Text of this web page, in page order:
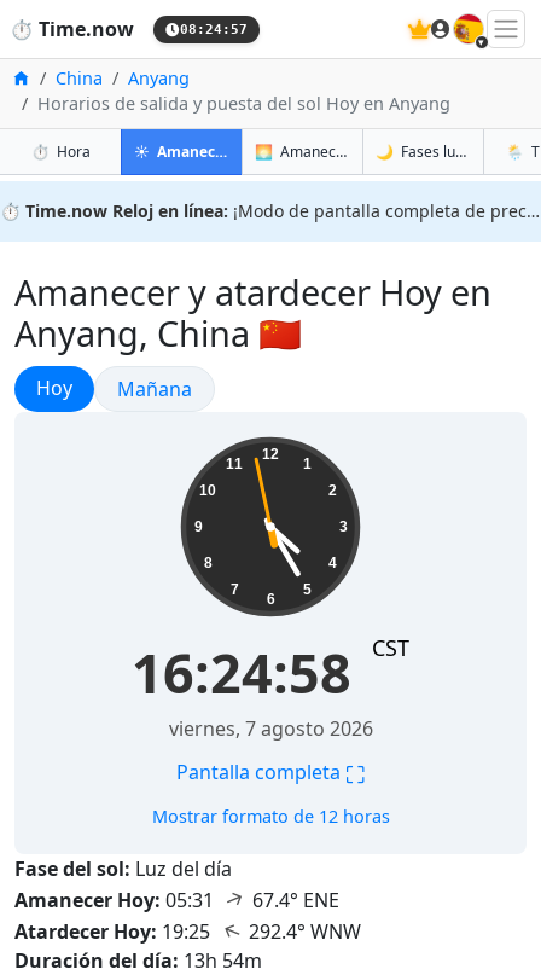
⏱️ Time.now 08:24:58 🇪🇸
InicioChina
Anyang
Horarios de salida y puesta del sol Hoy en Anyang
⏱️ Horaen Anyang
☀️ Amanecer y atardecer en Anyang
🌅 Amanecer y atardecer mañana en
🌙 Fases lunares en🌦️
⏱️ Time.now Reloj en línea: ¡Modo de pantalla completa de precisión!
Amanecer y atardecer Hoy en
Anyang, China 🇨🇳
Amanecer y atardecer
Hoy Amanecer y atardecer
Mañana
12
1
2
3
4
5
6
7
8
9
10
11
16:24:59 CST
viernes, 7 agosto 2026
Pantalla completa ⛶
Mostrar formato de 12 horas
Fase del sol: Luz del día
Amanecer Hoy: 05:31 ↑ 67.4° ENE
Atardecer Hoy: 19:25 ↑ 292.4° WNW
Duración del día: 13h 54m